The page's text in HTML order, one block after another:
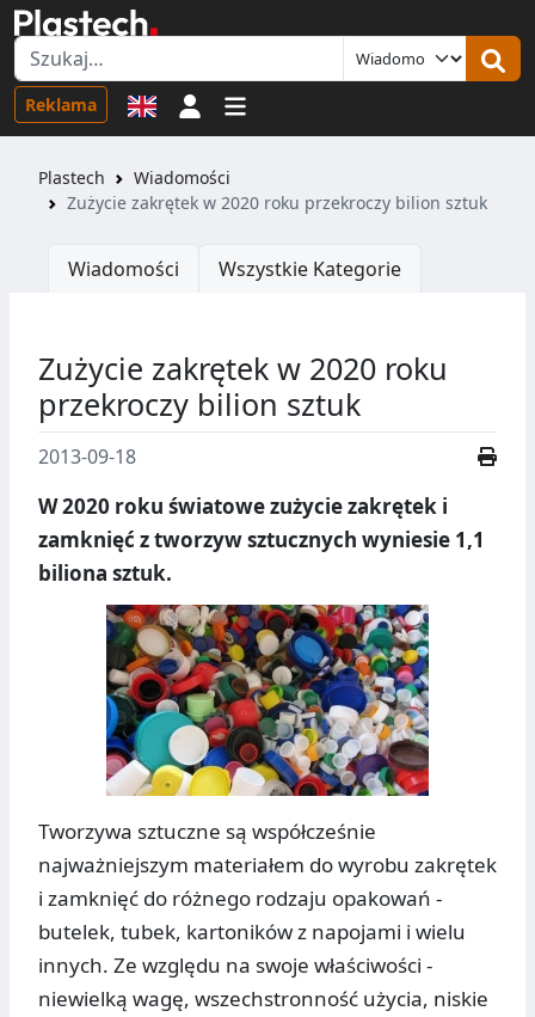
Reklama Logowanie
Plastech
Wiadomości
Zużycie zakrętek w 2020 roku przekroczy bilion sztuk
Wiadomości Wszystkie Kategorie
Zużycie zakrętek w 2020 roku
przekroczy bilion sztuk
2013-09-18
W 2020 roku światowe zużycie zakrętek i
zamknięć z tworzyw sztucznych wyniesie 1,1
biliona sztuk.
Tworzywa sztuczne są współcześnie
najważniejszym materiałem do wyrobu zakrętek
i zamknięć do różnego rodzaju opakowań -
butelek, tubek, kartoników z napojami i wielu
innych. Ze względu na swoje właściwości -
niewielką wagę, wszechstronność użycia, niskie